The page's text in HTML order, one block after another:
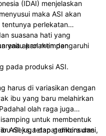
(IDAI) menjelaskan
maka ASI akan
perlekatan
suasana hati yang
akan mempengaruhi
yaitu prolaktin dan
pada produksi ASI.
harus di variasikan dengan
ibu yang baru melahirkan
olah raga juga
untuk membentuk
rileks, tetap gembira dan
ASI juga dapat dikonsumsi,